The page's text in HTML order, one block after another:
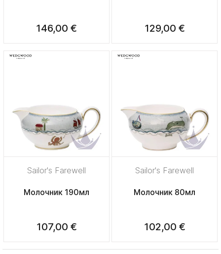
146,00 € 129,00 €
Sailor's Farewell
Молочник 190мл
107,00 €
Sailor's Farewell
Молочник 80мл
102,00 €